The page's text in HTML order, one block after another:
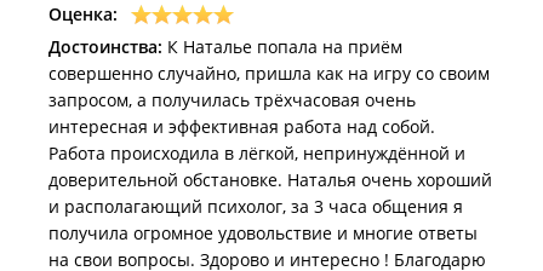
Оценка:
Достоинства: К Наталье попала на приём
совершенно случайно, пришла как на игру со своим
запросом, а получилась трёхчасовая очень
интересная и эффективная работа над собой.
Работа происходила в лёгкой, непринуждённой и
доверительной обстановке. Наталья очень хороший
и располагающий психолог, за 3 часа общения я
получила огромное удовольствие и многие ответы
на свои вопросы. Здорово и интересно ! Благодарю